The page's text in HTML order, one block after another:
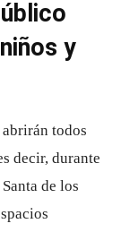
y
todos
decir, durante
de los